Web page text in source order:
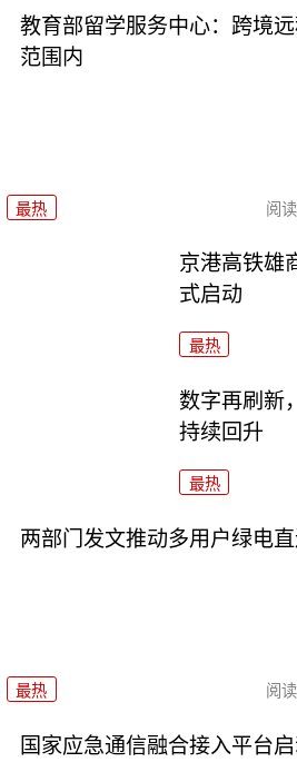
教育部留学服务中心：跨境
范围内
最热 阅读
京港高铁雄
式启动
最热
数字再刷新
持续回升
最热
两部门发文推动多用户绿电
最热 阅读
国家应急通信融合接入平台